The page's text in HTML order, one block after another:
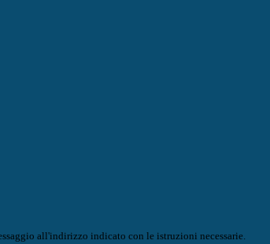
all'indirizzo indicato con le istruzioni necessarie.